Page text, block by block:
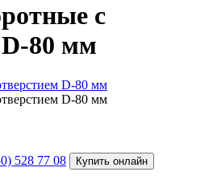
с
D-80 мм
528 77 08 Купить онлайн